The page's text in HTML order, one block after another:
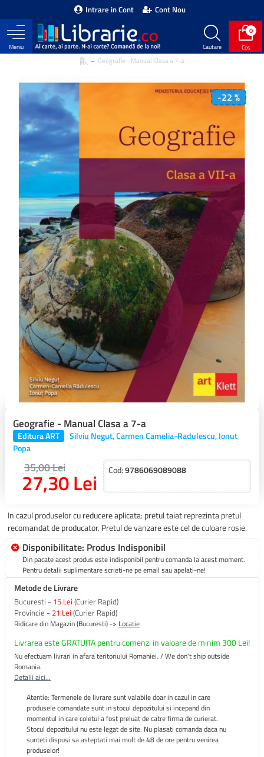
Intrare in Cont Cont Nou
0
Geografie - Manual Clasa a 7-a
-22 %
Geografie - Manual Clasa a 7-a
Editura ART
Silviu Negut, Carmen Camelia-Radulescu, Ionut
Popa
27,30 Lei
35,00 Lei Cod:9786069089088
Metode de Livrare
Bucuresti - 15 Lei (Curier Rapid)
Provincie - 21 Lei (Curier Rapid)
Ridicare din Magazin (Bucuresti) -> Locatie
Livrarea este GRATUITA pentru comenzi in valoare de minim 300 Lei!
Nu efectuam livrari in afara teritoriului Romaniei. / We don't ship outside
Romania.
Detalii aici...
Atentie: Termenele de livrare sunt valabile doar in cazul in care
produsele comandate sunt in stocul depozitului si incepand din
momentul in care coletul a fost preluat de catre firma de curierat.
Stocul depozitului nu este legat de site. Nu plasati comanda daca nu
sunteti dispusi sa asteptati mai mult de 48 de ore pentru venirea
produselor!
In cazul produselor cu reducere aplicata: pretul taiat reprezinta pretul
recomandat de producator. Pretul de vanzare este cel de culoare rosie.
Disponibilitate: Produs Indisponibil
Din pacate acest produs este indisponibil pentru comanda la acest moment.
Pentru detalii suplimentare scrieti-ne pe email sau apelati-ne!